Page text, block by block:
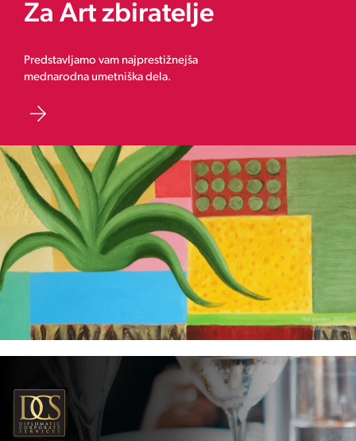
Za Art zbiratelje
Predstavljamo vam najprestižnejša
mednarodna umetniška dela.